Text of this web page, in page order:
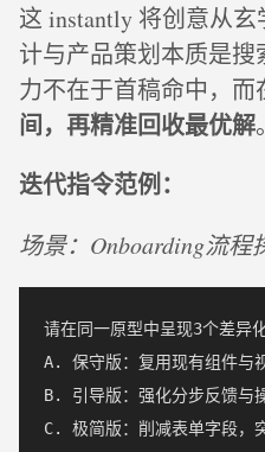
这 instantly 将创意从
计与产品策划本质是
力不在于首稿命中，而
间，再精准回收最优解。
迭代指令范例：
场景：Onboarding流程
请在同一原型中呈现3个差异
A. 保守版：复用现有组件与
B. 引导版：强化分步反馈与
C. 极简版：削减表单字段，